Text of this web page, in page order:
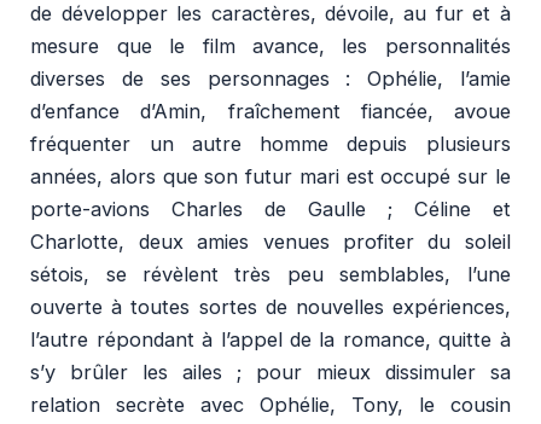
de développer les caractères, dévoile, au fur et à
mesure que le film avance, les personnalités
diverses de ses personnages : Ophélie, l’amie
d’enfance d’Amin, fraîchement fiancée, avoue
fréquenter un autre homme depuis plusieurs
années, alors que son futur mari est occupé sur le
porte-avions Charles de Gaulle ; Céline et
Charlotte, deux amies venues profiter du soleil
sétois, se révèlent très peu semblables, l’une
ouverte à toutes sortes de nouvelles expériences,
l’autre répondant à l’appel de la romance, quitte à
s’y brûler les ailes ; pour mieux dissimuler sa
relation secrète avec Ophélie, Tony, le cousin